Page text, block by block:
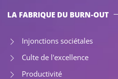
LA FABRIQUE DU BURN-OUT
Injonctions sociétales
Culte de l'excellence
Productivité